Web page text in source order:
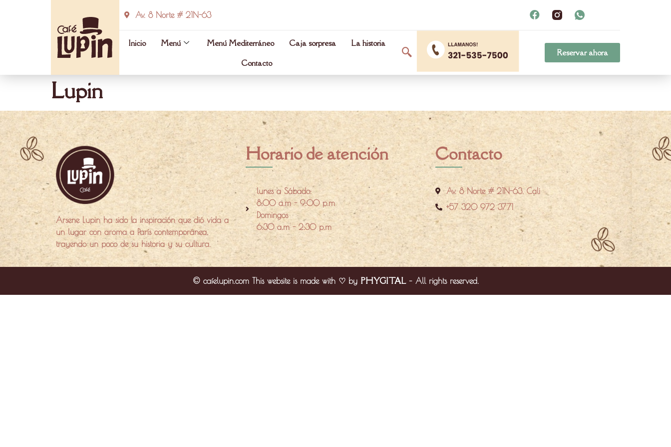
Av. 8 Norte # 21N-63
Inicio Menú Menú Mediterráneo Caja sorpresa
La historia
Contacto
Reservar ahora
Lupin
Arsene Lupin ha sido la inspiración que dió vida a
un lugar con aroma a París contemporánea,
trayendo un poco de su historia y su cultura.
Horario de atención
lunes a Sábado:
8:00 a.m - 9:00 p.m
Domingos
6:30 a.m - 2:30 p.m
Contacto
Av. 8 Norte # 21N-63. Cali
+57 320 972 3771
© cafelupin.com This website is made with ♡ by PHYGITAL– All rights reserved.